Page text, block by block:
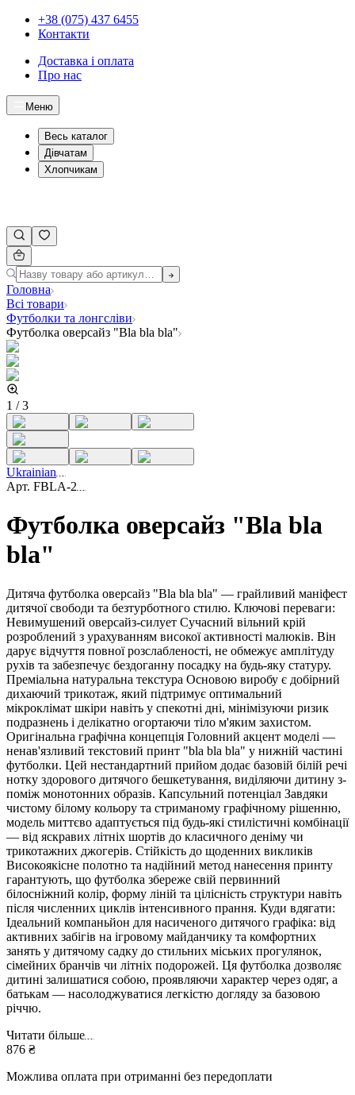
+38 (075) 437 6455
Контакти
Доставка і оплата
Про нас
Меню
Весь каталог
Дівчатам
Хлопчикам
Головна
Всі товари
Футболки та лонгсліви
Футболка оверсайз "Bla bla bla"
1 /3
Ukrainian
Арт. FBLA-2
Футболка оверсайз "Bla bla
bla"
Дитяча футболка оверсайз "Bla bla bla" — грайливий маніфест
дитячої свободи та безтурботного стилю. Ключові переваги:
Невимушений оверсайз-силует Сучасний вільний крій
розроблений з урахуванням високої активності малюків. Він
дарує відчуття повної розслабленості, не обмежує амплітуду
рухів та забезпечує бездоганну посадку на будь-яку статуру.
Преміальна натуральна текстура Основою виробу є добірний
дихаючий трикотаж, який підтримує оптимальний
мікроклімат шкіри навіть у спекотні дні, мінімізуючи ризик
подразнень і делікатно огортаючи тіло м'яким захистом.
Оригінальна графічна концепція Головний акцент моделі —
ненав'язливий текстовий принт "bla bla bla" у нижній частині
футболки. Цей нестандартний прийом додає базовій білій речі
нотку здорового дитячого бешкетування, виділяючи дитину з-
поміж монотонних образів. Капсульний потенціал Завдяки
чистому білому кольору та стриманому графічному рішенню,
модель миттєво адаптується під будь-які стилістичні комбінації
— від яскравих літніх шортів до класичного деніму чи
трикотажних джогерів. Стійкість до щоденних викликів
Високоякісне полотно та надійний метод нанесення принту
гарантують, що футболка збереже свій первинний
білосніжний колір, форму ліній та цілісність структури навіть
після численних циклів інтенсивного прання. Куди вдягати:
Ідеальний компаньйон для насиченого дитячого графіка: від
активних забігів на ігровому майданчику та комфортних
занять у дитячому садку до стильних міських прогулянок,
сімейних бранчів чи літніх подорожей. Ця футболка дозволяє
дитині залишатися собою, проявляючи характер через одяг, а
батькам — насолоджуватися легкістю догляду за базовою
річчю.
Читати більше
876 ₴
Можлива оплата при отриманні без передоплати